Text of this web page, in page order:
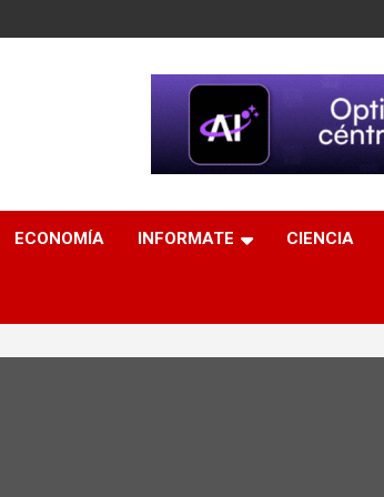
ECONOMÍA INFORMATE CIENCIA